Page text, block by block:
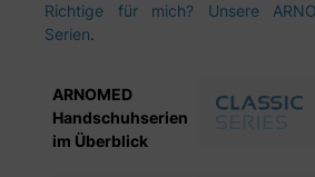
Richtige für mich? Unsere
Serien.
ARNOMED
Handschuhserien
im Überblick